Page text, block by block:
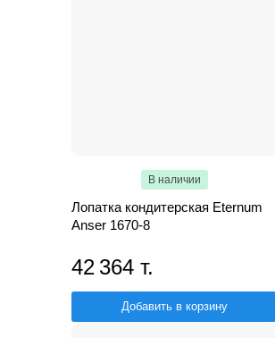
В наличии
Лопатка кондитерская Eternum
Anser 1670-8
42 364 т.
Добавить в корзину